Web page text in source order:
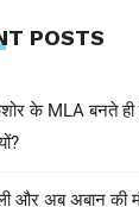
POSTS
के MLA बनते ही
और अब अबान की